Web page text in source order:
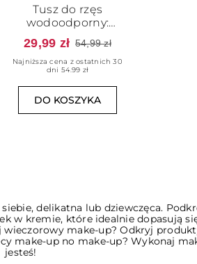
Tusz do rzęs
wodoodporny:
BLACK
29,99 zł 54,99 zł
Najniższa cena z ostatnich 30
dni 54.99 zł
DO KOSZYKA
delikatna lub dziewczęca.
kremie, które idealnie dopasują
make-up? Odkryj
make-up no make-up? Wykonaj
jesteś!